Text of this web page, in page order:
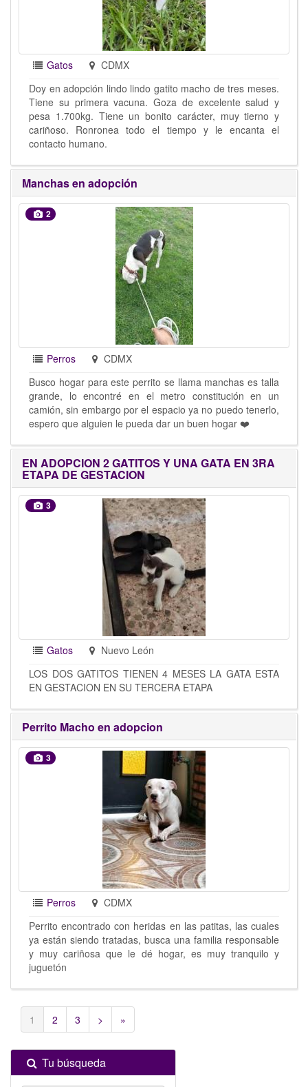
Gatos
CDMX
Doy en adopción lindo lindo gatito macho de tres meses.
Tiene su primera vacuna. Goza de excelente salud y
pesa 1.700kg. Tiene un bonito carácter, muy tierno y
cariñoso. Ronronea todo el tiempo y le encanta el
contacto humano.
Manchas en adopción
2
Perros
CDMX
Busco hogar para este perrito se llama manchas es talla
grande, lo encontré en el metro constitución en un
camión, sin embargo por el espacio ya no puedo tenerlo,
espero que alguien le pueda dar un buen hogar ❤️
EN ADOPCION 2 GATITOS Y UNA GATA EN 3RA
ETAPA DE GESTACION
3
Gatos
Nuevo León
LOS DOS GATITOS TIENEN 4 MESES LA GATA ESTA
EN GESTACION EN SU TERCERA ETAPA
Perrito Macho en adopcion
3
Perros
CDMX
Perrito encontrado con heridas en las patitas, las cuales
ya están siendo tratadas, busca una familia responsable
y muy cariñosa que le dé hogar, es muy tranquilo y
juguetón
1 2 3 > »
Tu búsqueda